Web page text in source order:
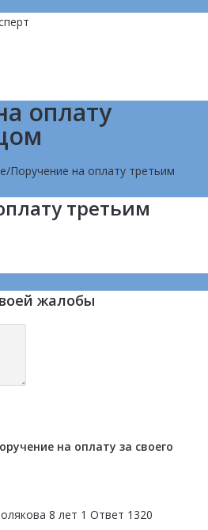
оплату
/Поручение на оплату третьим
третьим
жалобы
на оплату за своего
8 лет 1 Ответ 1320